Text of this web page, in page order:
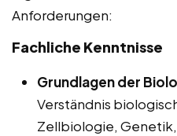
Anforderungen:
Fachliche Kenntnisse
Grundlagen der
Verständnis
Zellbiologie,